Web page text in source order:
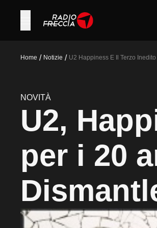
Home / Notizie / U2 Happiness E Il Terzo
NOVITÀ
U2,
per i 20